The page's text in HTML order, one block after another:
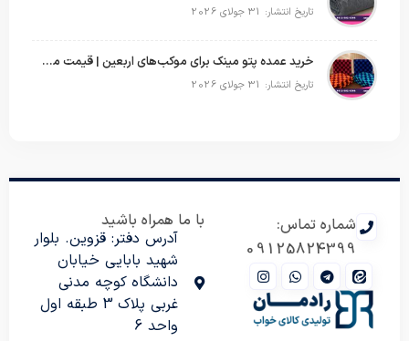
تاریخ انتشار: 31 جولای 2026
خرید عمده پتو مینک برای موکب‌های اربعین | قیمت مناسب و ارسال سریع
تاریخ انتشار: 31 جولای 2026
شماره تماس:
09125824399
با ما همراه باشید
آدرس دفتر: قزوین. بلوار
شهید بابایی خیابان
دانشگاه کوچه مدنی
غربی پلاک 3 طبقه اول
واحد 6